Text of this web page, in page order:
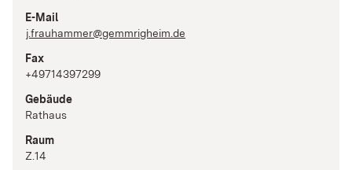
E-Mail
j.frauhammer@gemmrigheim.de
Fax
+49714397299
Gebäude
Rathaus
Raum
Z.14